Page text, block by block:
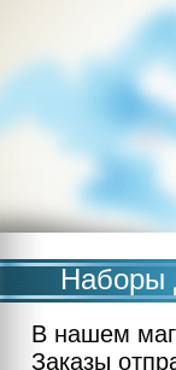
Наборы
В нашем
Заказы